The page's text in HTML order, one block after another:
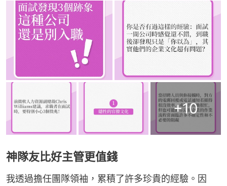
+10
神隊友比好主管更值錢
我透過擔任團隊領袖，累積了許多珍貴的經驗。因